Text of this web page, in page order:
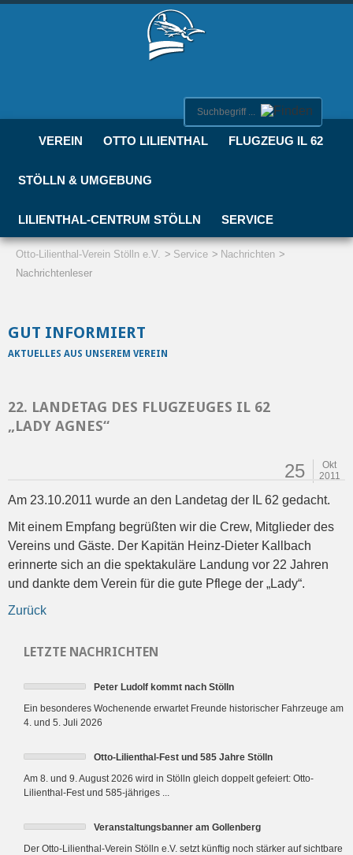
VEREIN OTTO LILIENTHAL FLUGZEUG IL 62
STÖLLN & UMGEBUNG
LILIENTHAL-CENTRUM STÖLLN SERVICE
Otto-Lilienthal-Verein Stölln e.V. Service
Nachrichten
Nachrichtenleser
GUT INFORMIERT
AKTUELLES AUS UNSEREM VEREIN
22. LANDETAG DES FLUGZEUGES IL 62
„LADY AGNES“
25
Okt
2011
Am 23.10.2011 wurde an den Landetag der IL 62 gedacht.
Mit einem Empfang begrüßten wir die Crew, Mitglieder des
Vereins und Gäste. Der Kapitän Heinz-Dieter Kallbach
erinnerte sich an die spektakuläre Landung vor 22 Jahren
und dankte dem Verein für die gute Pflege der „Lady“.
Zurück
LETZTE NACHRICHTEN
Peter Ludolf kommt nach Stölln
Ein besonderes Wochenende erwartet Freunde historischer Fahrzeuge am
4. und 5. Juli 2026
Otto-Lilienthal-Fest und 585 Jahre Stölln
Am 8. und 9. August 2026 wird in Stölln gleich doppelt gefeiert: Otto-
Lilienthal-Fest und 585-jähriges ...
Veranstaltungsbanner am Gollenberg
Der Otto-Lilienthal-Verein Stölln e.V. setzt künftig noch stärker auf sichtbare